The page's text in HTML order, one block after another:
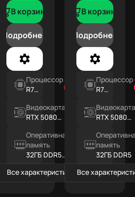
В корзину
Подробнее
Процессор
R7
Видеокарта
RTX 5080
Оперативная
память
32ГБ DDR5
RGB
Все характеристики
В корзину
Подробнее
Процессор
R7
RTX 5080
память
32ГБ DDR5
Все